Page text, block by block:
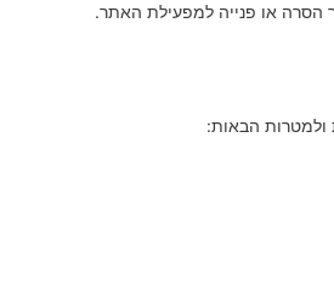
הסרה או פנייה למפעילת האתר.
הבאות: